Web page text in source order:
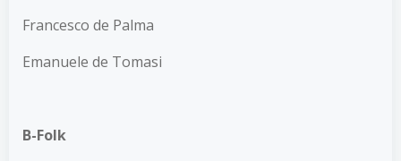
Francesco de Palma
Emanuele de Tomasi
B-Folk